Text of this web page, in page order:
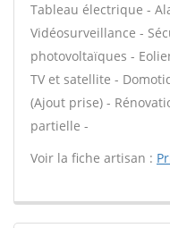
Tableau électrique -
Vidéosurveillance -
photovoltaïques -
TV et satellite -
(Ajout prise) -
partielle -
Voir la fiche artisan :